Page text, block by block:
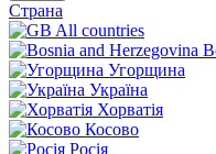
Страна
All countries
Угорщина
Україна
Хорватія
Косово
Росія